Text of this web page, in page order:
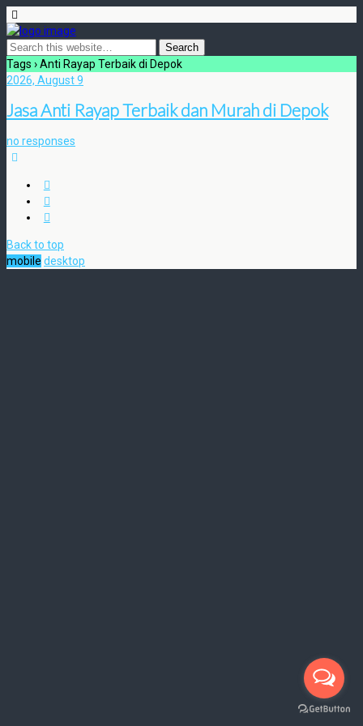
Tags › Anti Rayap Terbaik di Depok
2026, August 9
Jasa Anti Rayap Terbaik dan Murah di Depok
no responses
Back to top
mobile desktop